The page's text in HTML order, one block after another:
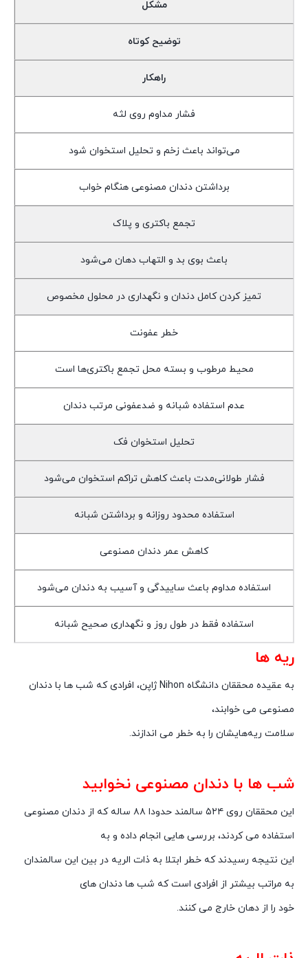
مشکل
توضیح کوتاه
راهکار
فشار مداوم روی لثه
می‌تواند باعث زخم و تحلیل استخوان شود
برداشتن دندان مصنوعی هنگام خواب
تجمع باکتری و پلاک
باعث بوی بد و التهاب دهان می‌شود
تمیز کردن کامل دندان و نگهداری در محلول مخصوص
خطر عفونت
محیط مرطوب و بسته محل تجمع باکتری‌ها است
عدم استفاده شبانه و ضدعفونی مرتب دندان
تحلیل استخوان فک
فشار طولانی‌مدت باعث کاهش تراکم استخوان می‌شود
استفاده محدود روزانه و برداشتن شبانه
کاهش عمر دندان مصنوعی
استفاده مداوم باعث ساییدگی و آسیب به دندان می‌شود
استفاده فقط در طول روز و نگهداری صحیح شبانه
ریه ها
به عقیده محققان دانشگاه Nihon ژاپن، افرادی که شب ها با دندان
مصنوعی می ‌خوابند،
سلامت ریه‌هایشان را به خطر می ‌اندازند.
شب ها با دندان مصنوعی نخوابید
این محققان روی ۵۲۴ سالمند حدودا ۸۸ ساله که از دندان مصنوعی
استفاده می ‌کردند، بررسی ‌هایی انجام داده و به
این نتیجه رسیدند که خطر ابتلا به ذات الریه در بین این سالمندان
به مراتب بیشتر از افرادی است که شب ها دندان‌ های
خود را از دهان خارج می‌ کنند.